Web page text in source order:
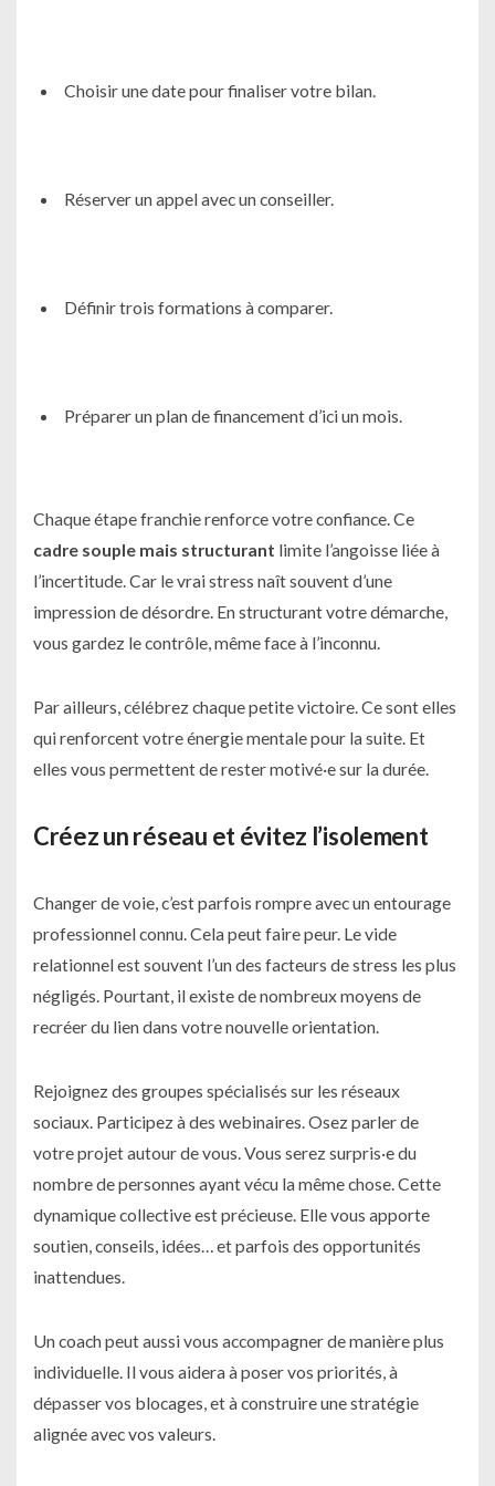
Choisir une date pour finaliser votre bilan.
Réserver un appel avec un conseiller.
Définir trois formations à comparer.
Préparer un plan de financement d’ici un mois.
Chaque étape franchie renforce votre confiance. Ce
cadre souple mais structurant limite l’angoisse liée à
l’incertitude. Car le vrai stress naît souvent d’une
impression de désordre. En structurant votre démarche,
vous gardez le contrôle, même face à l’inconnu.
Par ailleurs, célébrez chaque petite victoire. Ce sont elles
qui renforcent votre énergie mentale pour la suite. Et
elles vous permettent de rester motivé·e sur la durée.
Créez un réseau et évitez l’isolement
Changer de voie, c’est parfois rompre avec un entourage
professionnel connu. Cela peut faire peur. Le vide
relationnel est souvent l’un des facteurs de stress les plus
négligés. Pourtant, il existe de nombreux moyens de
recréer du lien dans votre nouvelle orientation.
Rejoignez des groupes spécialisés sur les réseaux
sociaux. Participez à des webinaires. Osez parler de
votre projet autour de vous. Vous serez surpris·e du
nombre de personnes ayant vécu la même chose. Cette
dynamique collective est précieuse. Elle vous apporte
soutien, conseils, idées… et parfois des opportunités
inattendues.
Un coach peut aussi vous accompagner de manière plus
individuelle. Il vous aidera à poser vos priorités, à
dépasser vos blocages, et à construire une stratégie
alignée avec vos valeurs.